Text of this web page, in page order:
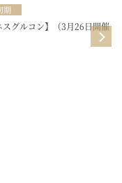
期
スグルコン】（3月26日開催